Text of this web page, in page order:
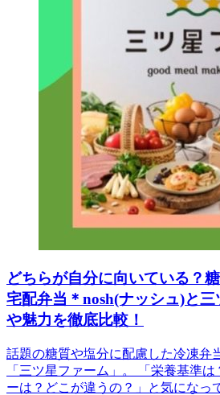
どちらが自分に向いている？
宅配弁当＊nosh(ナッシュ)と
や魅力を徹底比較！
話題の糖質や塩分に配慮した冷凍弁
「三ツ星ファーム」。 「栄養基準
ーは？どこが違うの？」と気になっ